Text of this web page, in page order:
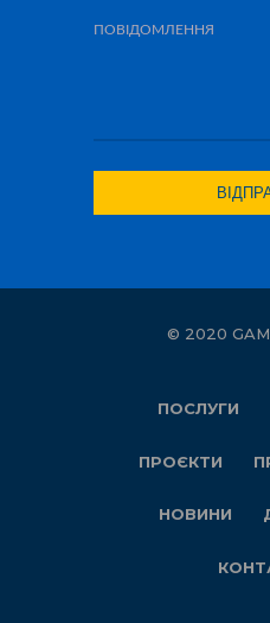
© 2020
ПОСЛУГИ
ПРОЄКТИ
НОВИНИ